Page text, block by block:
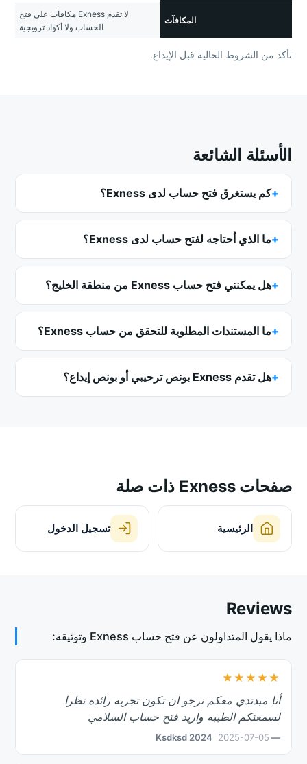
المكافآت
لا تقدم Exness مكافآت على فتح
الحساب ولا أكواد ترويجية
تأكد من الشروط الحالية قبل الإيداع.
الأسئلة الشائعة
كم يستغرق فتح حساب لدى Exness؟
ما الذي أحتاجه لفتح حساب لدى Exness؟
هل يمكنني فتح حساب Exness من منطقة الخليج؟
ما المستندات المطلوبة للتحقق من حساب Exness؟
هل تقدم Exness بونص ترحيبي أو بونص إيداع؟
صفحات Exness ذات صلة
الرئيسية تسجيل الدخول
Reviews
ماذا يقول المتداولون عن فتح حساب Exness وتوثيقه:
★★★★★
أنا مبدتدي معكم نرجو ان تكون تجربه رائده نظرا
لسمعتكم الطيبه واريد فتح حساب السلامي
— Ksdksd 2024
2025-07-05